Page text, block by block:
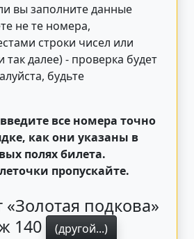
вы заполните данные
не те номера,
строки чисел или
так далее) - проверка будет
будьте
все номера точно
как они указаны в
полях билета.
пропускайте.
подкова»
140
(другой...)